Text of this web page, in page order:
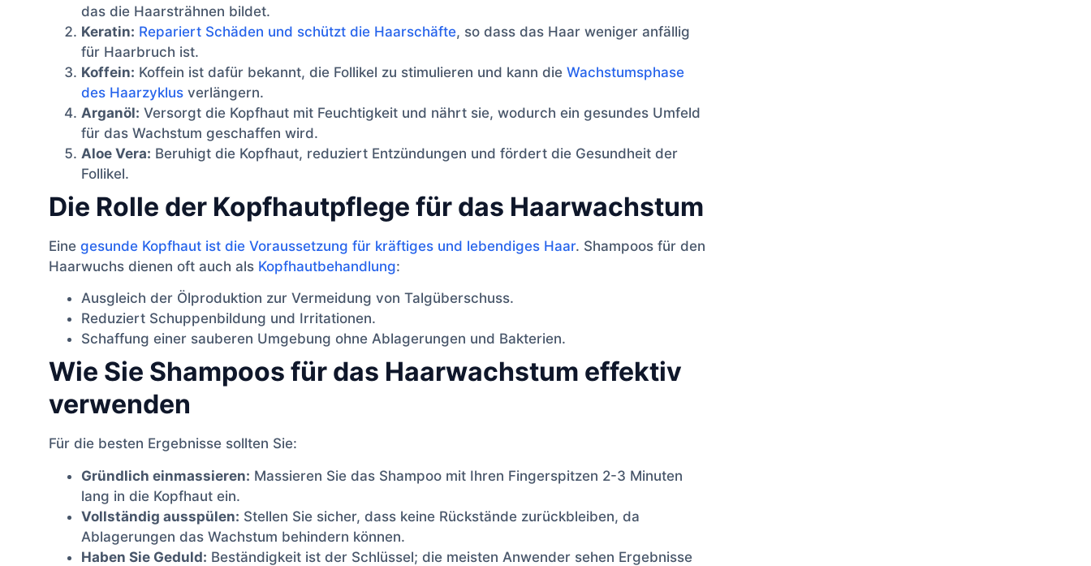
das die Haarsträhnen bildet.
Keratin: Repariert Schäden und schützt die Haarschäfte, so dass das Haar weniger anfällig
für Haarbruch ist.
Koffein: Koffein ist dafür bekannt, die Follikel zu stimulieren und kann die Wachstumsphase
des Haarzyklus verlängern.
Arganöl: Versorgt die Kopfhaut mit Feuchtigkeit und nährt sie, wodurch ein gesundes Umfeld
für das Wachstum geschaffen wird.
Aloe Vera: Beruhigt die Kopfhaut, reduziert Entzündungen und fördert die Gesundheit der
Follikel.
Die Rolle der Kopfhautpflege für das Haarwachstum
Eine gesunde Kopfhaut ist die Voraussetzung für kräftiges und lebendiges Haar. Shampoos für den
Haarwuchs dienen oft auch als Kopfhautbehandlung:
Ausgleich der Ölproduktion zur Vermeidung von Talgüberschuss.
Reduziert Schuppenbildung und Irritationen.
Schaffung einer sauberen Umgebung ohne Ablagerungen und Bakterien.
Wie Sie Shampoos für das Haarwachstum effektiv
verwenden
Für die besten Ergebnisse sollten Sie:
Gründlich einmassieren: Massieren Sie das Shampoo mit Ihren Fingerspitzen 2-3 Minuten
lang in die Kopfhaut ein.
Vollständig ausspülen: Stellen Sie sicher, dass keine Rückstände zurückbleiben, da
Ablagerungen das Wachstum behindern können.
Haben Sie Geduld: Beständigkeit ist der Schlüssel; die meisten Anwender sehen Ergebnisse